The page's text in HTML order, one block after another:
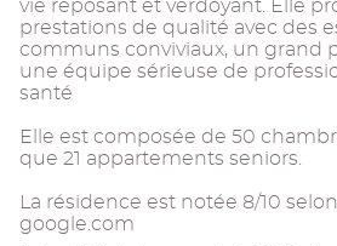
vie reposant et verdoyant. Elle
prestations de qualité avec des
communs conviviaux, un grand
une équipe sérieuse de
santé
Elle est composée de 50
que 21 appartements seniors.
La résidence est notée 8/10
google.com